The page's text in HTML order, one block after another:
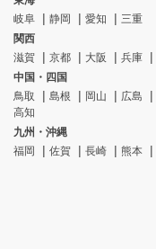
岐阜
静岡 愛知
三重
関西
滋賀
京都 大阪 兵庫
中国・四国
鳥取
島根 岡山 広島
高知
九州・沖縄
福岡
佐賀 長崎 熊本